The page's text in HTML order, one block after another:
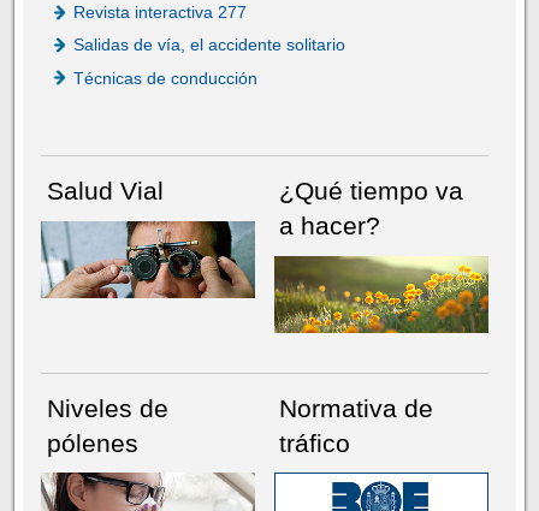
Revista interactiva 277
Salidas de vía, el accidente solitario
Técnicas de conducción
Salud Vial
¿Qué tiempo va
a hacer?
Niveles de
pólenes
Normativa de
tráfico